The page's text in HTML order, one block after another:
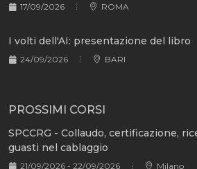
17/09/2026 ROMA
I volti dell'AI: presentazione del libro
24/09/2026 BARI
PROSSIMI CORSI
SPCCRG - Collaudo, certificazione,
guasti nel cablaggio
21/09/2026 - 22/09/2026 Milano